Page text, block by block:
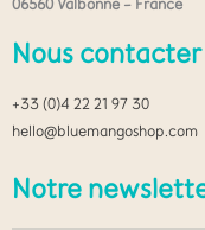
Nous contacter
+33 (0)4 22 21 97 30
hello@bluemangoshop.com
Notre